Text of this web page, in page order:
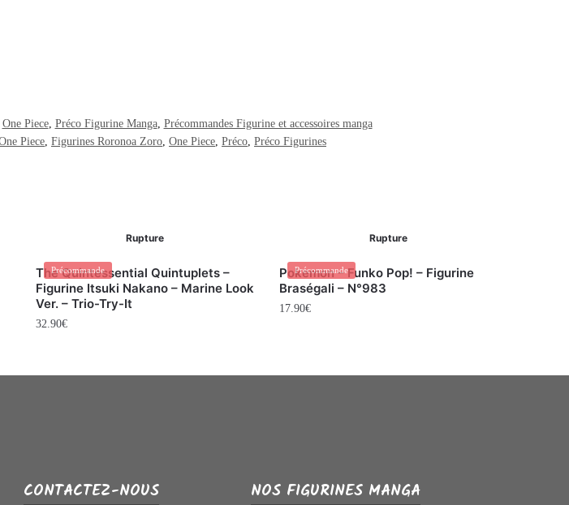
One Piece, Préco Figurine Manga, Précommandes Figurine et accessoires manga
Piece Figurines Roronoa Zoro One Piece Préco Préco Figurines
Précommande
Rupture
The Quintessential Quintuplets –
Figurine Itsuki Nakano – Marine Look
Ver. – Trio-Try-It
32.90€
Précommande
Rupture
Pokemon – Funko Pop! – Figurine
Braségali – N°983
17.90€
CONTACTEZ-NOUS NOS FIGURINES MANGA